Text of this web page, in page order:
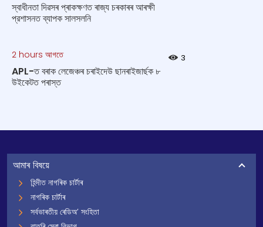
স্বাধীনতা দিৱসৰ প্ৰাকক্ষণত ৰাজ্য চৰকাৰৰ আৰক্ষী
প্রশাসনত ব্যাপক সালসলনি
2 hours আগতে 3
APL-ত বৰাক লেজেঞ্চৰ চৰাইদেউ ছানৰাইজাৰ্ছক ৮
উইকেটত পৰাস্ত
আমাৰ বিষয়ে
হিন্দীত নাগৰিক চাৰ্টাৰ
নাগৰিক চাৰ্টাৰ
সৰ্বভাৰতীয় ৰেডিঅ’ সংহিতা